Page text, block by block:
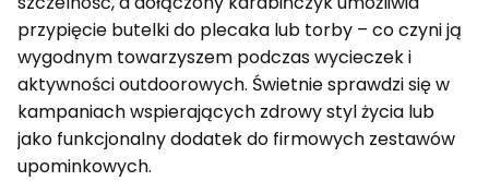
przypięcie butelki do plecaka lub torby – co czyni ją
wygodnym towarzyszem podczas wycieczek i
aktywności outdoorowych. Świetnie sprawdzi się w
kampaniach wspierających zdrowy styl życia lub
jako funkcjonalny dodatek do firmowych zestawów
upominkowych.